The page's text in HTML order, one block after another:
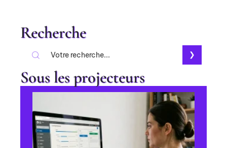
Recherche
Sous les projecteurs